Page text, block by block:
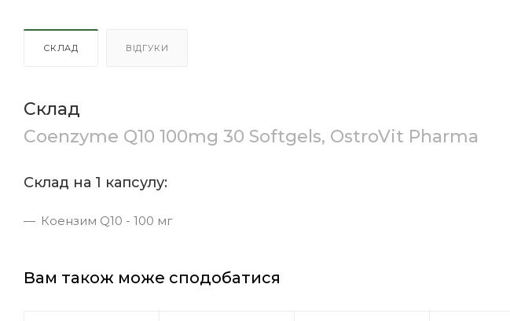
СКЛАД ВІДГУКИ
Склад
Coenzyme Q10 100mg 30 Softgels, OstroVit Pharma
Склад на 1 капсулу:
Коензим Q10 - 100 мг
Вам також може сподобатися